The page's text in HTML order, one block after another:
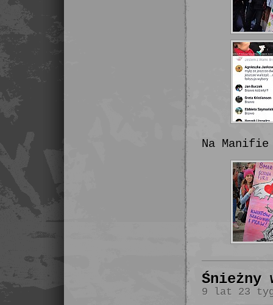
Na Manifie
9 lat 23